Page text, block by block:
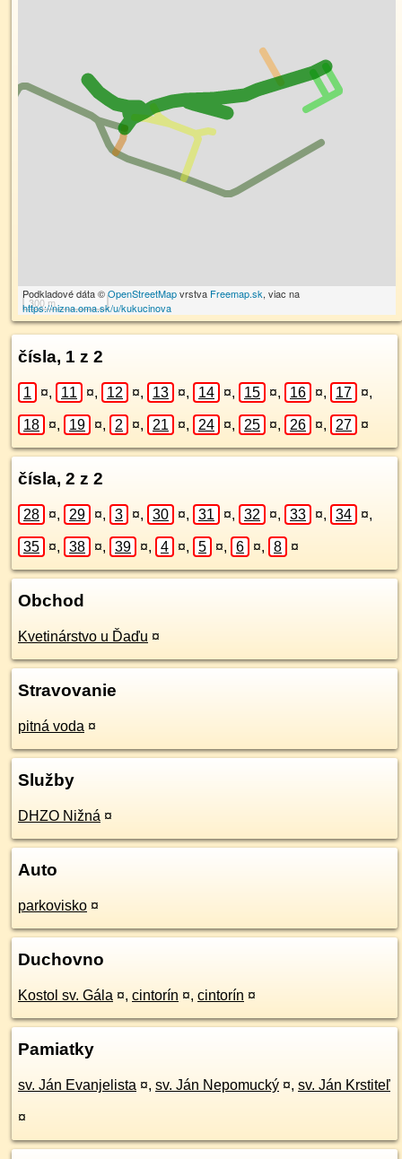
300 m
Podkladové dáta ©OpenStreetMapvrstva Freemap.sk, viac na
https://nizna.oma.sk/u/kukucinova
čísla, 1 z 2
1 ¤, 11 ¤, 12 ¤, 13 ¤, 14 ¤, 15 ¤, 16 ¤, 17 ¤,
18 ¤, 19 ¤, 2 ¤, 21 ¤, 24 ¤, 25 ¤, 26 ¤, 27 ¤
čísla, 2 z 2
28 ¤, 29 ¤, 3 ¤, 30 ¤, 31 ¤, 32 ¤, 33 ¤, 34 ¤,
35 ¤, 38 ¤, 39 ¤, 4 ¤, 5 ¤, 6 ¤, 8 ¤
Obchod
Kvetinárstvo u Ďaďu ¤
Stravovanie
pitná voda ¤
Služby
DHZO Nižná ¤
Auto
parkovisko ¤
Duchovno
Kostol sv. Gála ¤, cintorín ¤, cintorín ¤
Pamiatky
sv. Ján Evanjelista ¤, sv. Ján Nepomucký ¤, sv. Ján Krstiteľ
¤